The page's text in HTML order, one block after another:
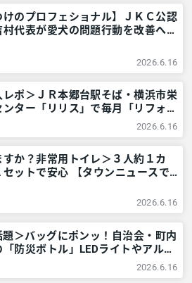
けのプロフェショナル】ＪＫＣ公認
代表が愛犬の問題行動を改善へ導
アリア
2026.6.16
レポ＞ＪＲ本郷台駅そば・横浜市栄
ンター「リリス」で毎月「リフォー
が行われているワケとは？ – 神奈
摩のご近所情報 – レアリア
2026.6.16
すか？非常用トイレ＞３人約１カ
セットで安心 【タウンニュースで
2026.6.16
題＞バッグにポンッ！自治会・町内
防災ボトル」LEDライトやアルミ
6点が1本に – 神奈川・東京多摩の
– レアリア
2026.6.16